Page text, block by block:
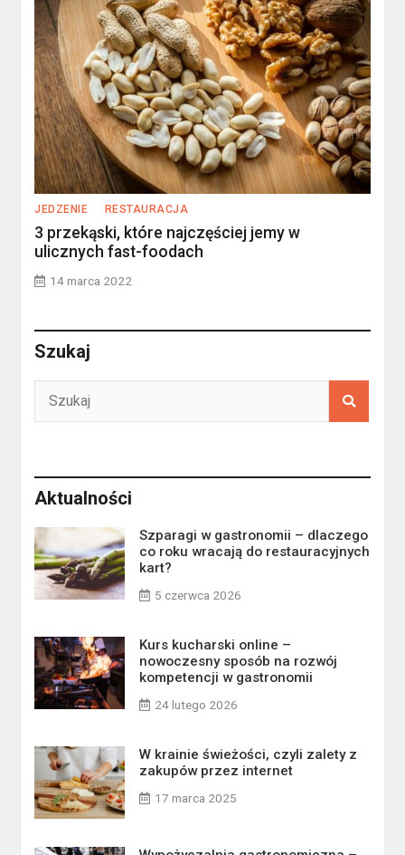
JEDZENIE RESTAURACJA
3 przekąski, które najczęściej jemy w
ulicznych fast-foodach
14 marca 2022
Szukaj
Aktualności
Szparagi w gastronomii – dlaczego
co roku wracają do restauracyjnych
kart?
5 czerwca 2026
Kurs kucharski online –
nowoczesny sposób na rozwój
kompetencji w gastronomii
24 lutego 2026
W krainie świeżości, czyli zalety z
zakupów przez internet
17 marca 2025